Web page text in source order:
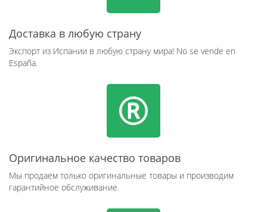
Доставка в любую страну
Экспорт из Испании в любую страну мира! No se vende en
España.
Оригинальное качество товаров
Мы продаем только оригинальные товары и производим
гарантийное обслуживание.